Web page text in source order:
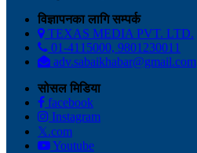
विज्ञापनका लागि सम्पर्क
TEXAS MEDIA PVT. LTD.
01-4115000, 9801230011
adv.sabaikhabar@gmail.com
सोसल मिडिया
facebook
Instagram
𝕏.com
Youtube